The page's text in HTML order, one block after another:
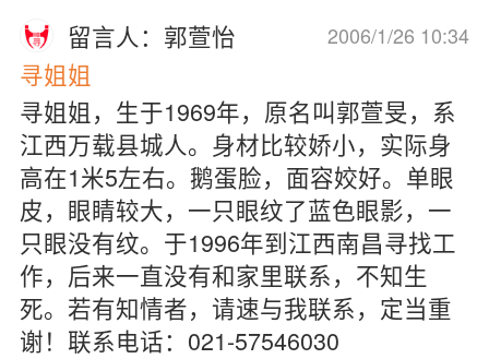
2006/1/26 10:34
留言人：郭萱怡
寻姐姐
寻姐姐，生于1969年，原名叫郭萱旻，系
江西万载县城人。身材比较娇小，实际身
高在1米5左右。鹅蛋脸，面容姣好。单眼
皮，眼睛较大，一只眼纹了蓝色眼影，一
只眼没有纹。于1996年到江西南昌寻找工
作，后来一直没有和家里联系，不知生
死。若有知情者，请速与我联系，定当重
谢！联系电话：021-57546030